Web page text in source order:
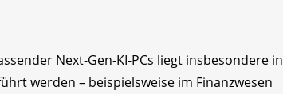
Next-Gen-KI-PCs liegt insbesondere in
werden – beispielsweise im Finanzwesen